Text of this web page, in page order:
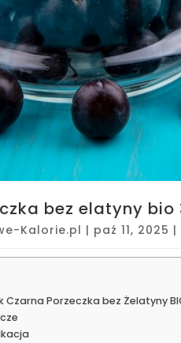
bez elatyny
Kalorie.pl | paź 11, 2025 |
Porzeczka bez Żelatyny